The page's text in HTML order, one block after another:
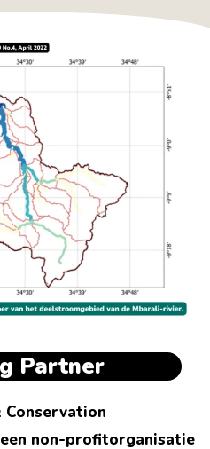
Partner
Conservation
non-profitorganisatie